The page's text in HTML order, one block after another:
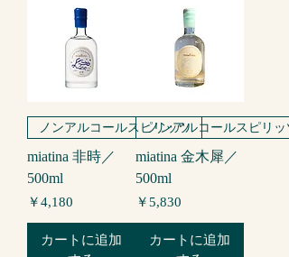
ノンアルコールスピリッツ
miatina 非時／
500ml
価格
￥4,180
カートに追加
ノンアルコールスピリッ
miatina 金木犀／
500ml
価格
￥5,830
カートに追加